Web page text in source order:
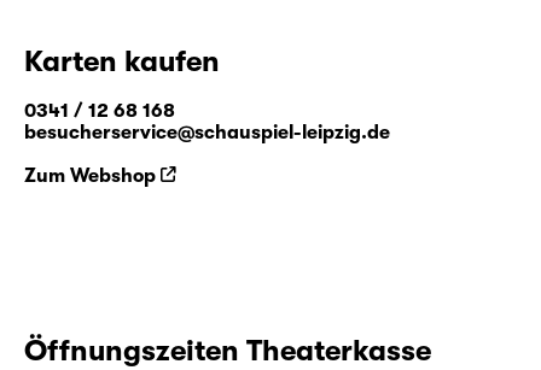
Karten kaufen
0341 / 12 68 168
besucherservice@schauspiel-leipzig.de
Zum Webshop
Öffnungszeiten Theaterkasse